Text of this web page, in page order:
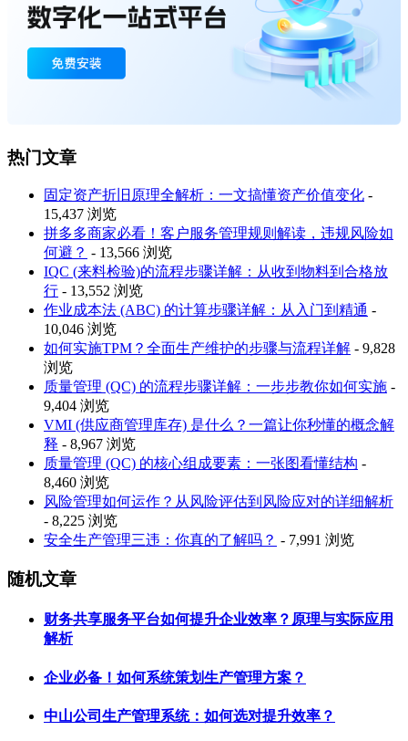
热门文章
固定资产折旧原理全解析：一文搞懂资产价值变化 -
15,437 浏览
拼多多商家必看！客户服务管理规则解读，违规风险如
何避？ - 13,566 浏览
IQC (来料检验)的流程步骤详解：从收到物料到合格放
行 - 13,552 浏览
作业成本法 (ABC) 的计算步骤详解：从入门到精通 -
10,046 浏览
如何实施TPM？全面生产维护的步骤与流程详解 - 9,828
浏览
质量管理 (QC) 的流程步骤详解：一步步教你如何实施 -
9,404 浏览
VMI (供应商管理库存) 是什么？一篇让你秒懂的概念解
释 - 8,967 浏览
质量管理 (QC) 的核心组成要素：一张图看懂结构 -
8,460 浏览
风险管理如何运作？从风险评估到风险应对的详细解析
- 8,225 浏览
安全生产管理三违：你真的了解吗？ - 7,991 浏览
随机文章
财务共享服务平台如何提升企业效率？原理与实际应用
解析
企业必备！如何系统策划生产管理方案？
中山公司生产管理系统：如何选对提升效率？